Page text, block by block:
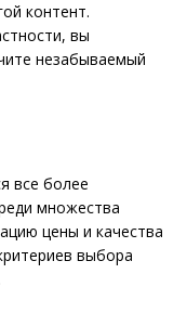
контент.
вы
незабываемый
все более
множества
цены и качества
выбора